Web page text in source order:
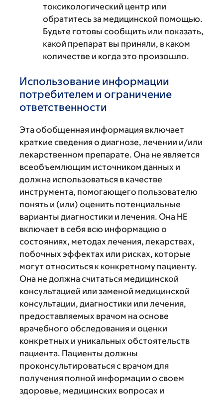
токсикологический центр или
обратитесь за медицинской помощью.
Будьте готовы сообщить или показать,
какой препарат вы приняли, в каком
количестве и когда это произошло.
Использование информации
потребителем и ограничение
ответственности
Эта обобщенная информация включает
краткие сведения о диагнозе, лечении и/или
лекарственном препарате. Она не является
всеобъемлющим источником данных и
должна использоваться в качестве
инструмента, помогающего пользователю
понять и (или) оценить потенциальные
варианты диагностики и лечения. Она НЕ
включает в себя всю информацию о
состояниях, методах лечения, лекарствах,
побочных эффектах или рисках, которые
могут относиться к конкретному пациенту.
Она не должна считаться медицинской
консультацией или заменой медицинской
консультации, диагностики или лечения,
предоставляемых врачом на основе
врачебного обследования и оценки
конкретных и уникальных обстоятельств
пациента. Пациенты должны
проконсультироваться с врачом для
получения полной информации о своем
здоровье, медицинских вопросах и